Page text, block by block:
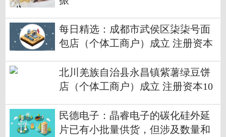
每日精选：成都市武侯区柒柒号面
包店（个体工商户）成立 注册资本
北川羌族自治县永昌镇紫薯绿豆饼
店（个体工商户）成立 注册资本10
民德电子：晶睿电子的碳化硅外延
片已有小批量供货，但涉及数量和